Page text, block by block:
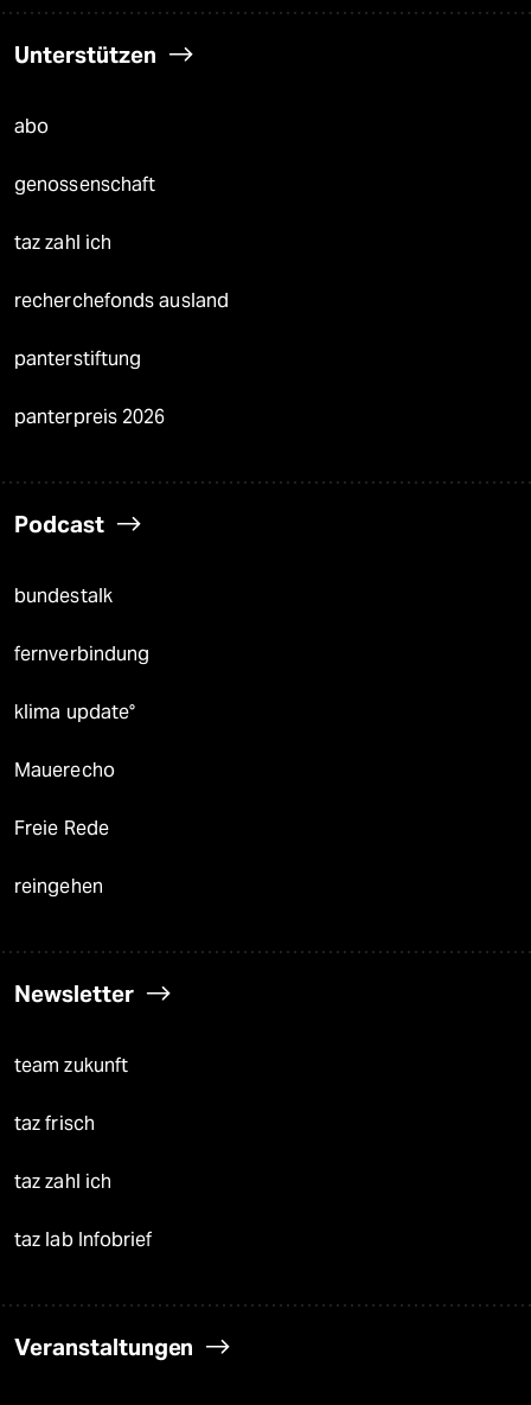
Unterstützen
abo
genossenschaft
taz zahl ich
recherchefonds ausland
panterstiftung
panterpreis 2026
Podcast
bundestalk
fernverbindung
klima update°
Mauerecho
Freie Rede
reingehen
Newsletter
team zukunft
taz frisch
taz zahl ich
taz lab Infobrief
Veranstaltungen